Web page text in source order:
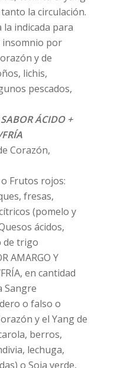
la circulación.
la indicada para
insomnio por
y de
lichis,
pescados,
ÁCIDO +
Corazón,
Frutos rojos:
fresas,
(pomelo y
ácidos,
de trigo
AMARGO Y
en cantidad
Sangre
o falso o
y el Yang de
berros,
lechuga,
o Soja verde,